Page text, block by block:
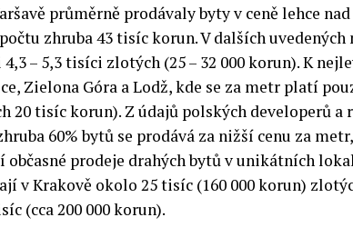
průměrně prodávaly byty v ceně lehce
zhruba 43 tisíc korun. V dalších uvedených
– 5,3 tisíci zlotých (25 – 32 000 korun). K
Zielona Góra a Lodž, kde se za metr platí
20 tisíc korun). Z údajů polských developerů a
60% bytů se prodává za nižší cenu za
občasné prodeje drahých bytů v unikátních
v Krakově okolo 25 tisíc (160 000 korun)
(cca 200 000 korun).